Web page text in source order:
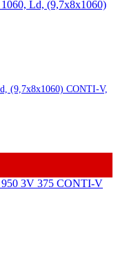
(9,7x8x1060) CONTI-V,